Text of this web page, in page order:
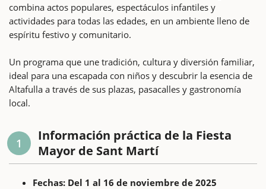
combina actos populares, espectáculos infantiles y
actividades para todas las edades, en un ambiente lleno de
espíritu festivo y comunitario.
Un programa que une tradición, cultura y diversión familiar,
ideal para una escapada con niños y descubrir la esencia de
Altafulla a través de sus plazas, pasacalles y gastronomía
local.
1
Información práctica de la Fiesta
Mayor de Sant Martí
Fechas: Del 1 al 16 de noviembre de 2025